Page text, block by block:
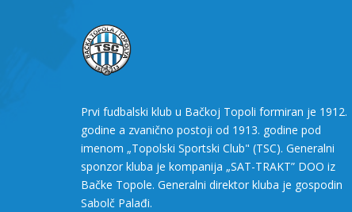
Prvi fudbalski klub u Bačkoj Topoli formiran je 1912.
godine a zvanično postoji od 1913. godine pod
imenom „Topolski Sportski Club" (TSC). Generalni
sponzor kluba je kompanija „SAT-TRAKT” DOO iz
Bačke Topole. Generalni direktor kluba je gospodin
Sabolč Palađi.